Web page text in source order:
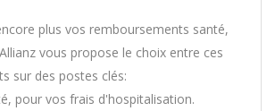
plus vos remboursements santé,
vous propose le choix entre ces
sur des postes clés:
pour vos frais d'hospitalisation.